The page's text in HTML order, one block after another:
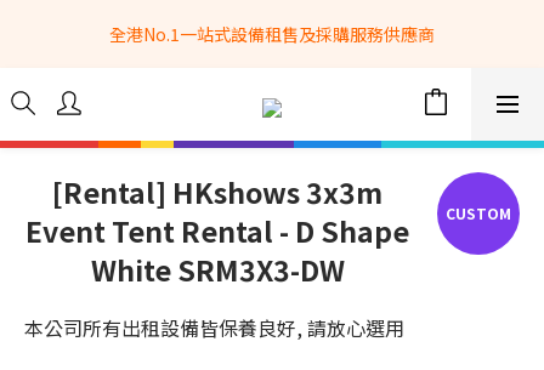
全港No.1一站式設備租售及採購服務供應商
全港No.1一站式設備租售及採購服務供應商
選購現貨產品全單滿$3500自家專送免運費 (只限網站落單, 不適用
於急單, 訂制產品, 屏風, 籠車, 舞台等)
info@hkbasket.com
全港No.1一站式設備租售及採購服務供應商
[Rental] HKshows 3x3m
Event Tent Rental - D Shape
White SRM3X3-DW
本公司所有出租設備皆保養良好, 請放心選用